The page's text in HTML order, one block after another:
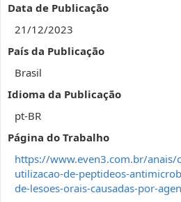
Data de Publicação
21/12/2023
País da Publicação
Brasil
Idioma da Publicação
pt-BR
Página do Trabalho
https://www.even3.com.br/
utilizacao-de-peptideos-
de-lesoes-orais-causadas-por-